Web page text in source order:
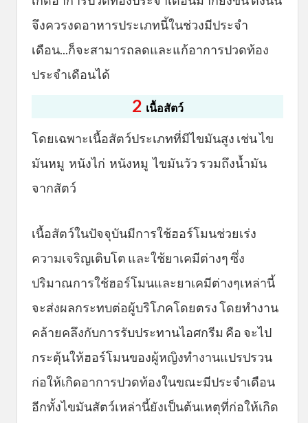
จึงควรงดอาหารประเภทนี้ในช่วงมีประจำ
เดือน...ก็จะสามารถลดและแก้อาการปวดท้อง
ประจำเดือนได้
2 เนื้อสัตว์
โดยเฉพาะเนื้อสัตว์ประเภทที่มีไขมันสูง เช่น ไข
มันหมู หนังไก่ หนังหมู ไขมันวัว รวมถึงน้ำมัน
จากสัตว์
เนื้อสัตว์ในปัจจุบันมีการใช้ฮอร์โมนช่วยเร่ง
ความเจริญเติบโต และใช้ยาเคมีต่างๆ ซึ่ง
ปริมาณการใช้ฮอร์โมนและยาเคมีต่างๆเหล่านี้
จะส่งผลกระทบต่อผู้บริโภคโดยตรง โดยทำงาน
คล้ายคลึงกับการรับประทานไอศกรีม คือ จะไป
กระตุ้นให้ฮอร์โมนของผู้หญิงทำงานแปรปรวน
ก่อให้เกิดอาการปวดท้องในขณะมีประจำเดือน
อีกทั้งไขมันสัตว์เหล่านี้ยังเป็นต้นเหตุที่ก่อให้เกิด